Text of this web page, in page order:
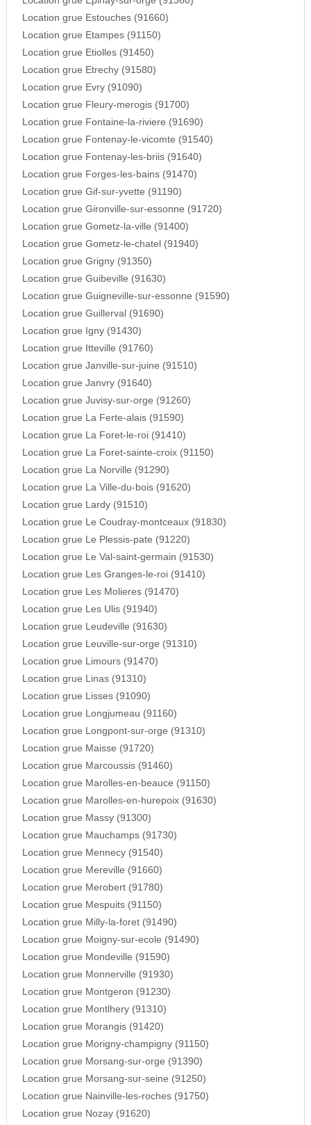
Location grue Estouches (91660)
Location grue Etampes (91150)
Location grue Etiolles (91450)
Location grue Etrechy (91580)
Location grue Evry (91090)
Location grue Fleury-merogis (91700)
Location grue Fontaine-la-riviere (91690)
Location grue Fontenay-le-vicomte (91540)
Location grue Fontenay-les-briis (91640)
Location grue Forges-les-bains (91470)
Location grue Gif-sur-yvette (91190)
Location grue Gironville-sur-essonne (91720)
Location grue Gometz-la-ville (91400)
Location grue Gometz-le-chatel (91940)
Location grue Grigny (91350)
Location grue Guibeville (91630)
Location grue Guigneville-sur-essonne (91590)
Location grue Guillerval (91690)
Location grue Igny (91430)
Location grue Itteville (91760)
Location grue Janville-sur-juine (91510)
Location grue Janvry (91640)
Location grue Juvisy-sur-orge (91260)
Location grue La Ferte-alais (91590)
Location grue La Foret-le-roi (91410)
Location grue La Foret-sainte-croix (91150)
Location grue La Norville (91290)
Location grue La Ville-du-bois (91620)
Location grue Lardy (91510)
Location grue Le Coudray-montceaux (91830)
Location grue Le Plessis-pate (91220)
Location grue Le Val-saint-germain (91530)
Location grue Les Granges-le-roi (91410)
Location grue Les Molieres (91470)
Location grue Les Ulis (91940)
Location grue Leudeville (91630)
Location grue Leuville-sur-orge (91310)
Location grue Limours (91470)
Location grue Linas (91310)
Location grue Lisses (91090)
Location grue Longjumeau (91160)
Location grue Longpont-sur-orge (91310)
Location grue Maisse (91720)
Location grue Marcoussis (91460)
Location grue Marolles-en-beauce (91150)
Location grue Marolles-en-hurepoix (91630)
Location grue Massy (91300)
Location grue Mauchamps (91730)
Location grue Mennecy (91540)
Location grue Mereville (91660)
Location grue Merobert (91780)
Location grue Mespuits (91150)
Location grue Milly-la-foret (91490)
Location grue Moigny-sur-ecole (91490)
Location grue Mondeville (91590)
Location grue Monnerville (91930)
Location grue Montgeron (91230)
Location grue Montlhery (91310)
Location grue Morangis (91420)
Location grue Morigny-champigny (91150)
Location grue Morsang-sur-orge (91390)
Location grue Morsang-sur-seine (91250)
Location grue Nainville-les-roches (91750)
Location grue Nozay (91620)